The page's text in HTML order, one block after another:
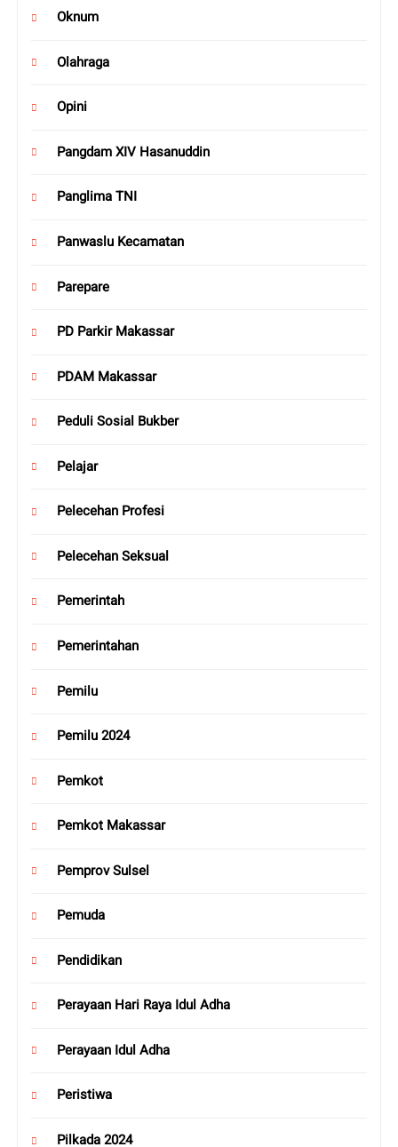
Oknum
Olahraga
Opini
Pangdam XIV Hasanuddin
Panglima TNI
Panwaslu Kecamatan
Parepare
PD Parkir Makassar
PDAM Makassar
Peduli Sosial Bukber
Pelajar
Pelecehan Profesi
Pelecehan Seksual
Pemerintah
Pemerintahan
Pemilu
Pemilu 2024
Pemkot
Pemkot Makassar
Pemprov Sulsel
Pemuda
Pendidikan
Perayaan Hari Raya Idul Adha
Perayaan Idul Adha
Peristiwa
Pilkada 2024